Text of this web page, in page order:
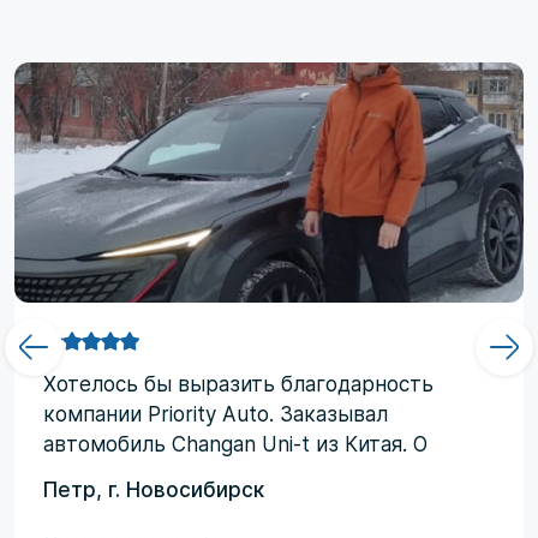
Хотелоcь бы выразить благодарность
компании Priority Аuto. Заказывал
автомобиль Changan Uni-t из Китая. О
компании узнал от друзей и коллег по
работе. Работал со мной менеджер
Петр, г. Новосибирск